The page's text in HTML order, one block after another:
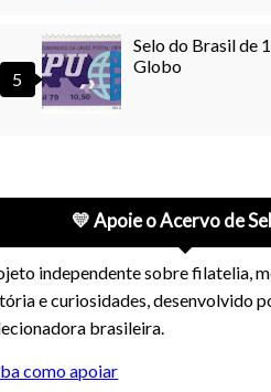
Selo do Brasil de
Globo
💛 Apoie o Acervo de
independente sobre filatelia,
e curiosidades, desenvolvido
brasileira.
como apoiar